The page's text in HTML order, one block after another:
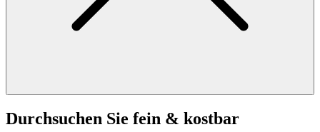
Durchsuchen Sie fein & kostbar